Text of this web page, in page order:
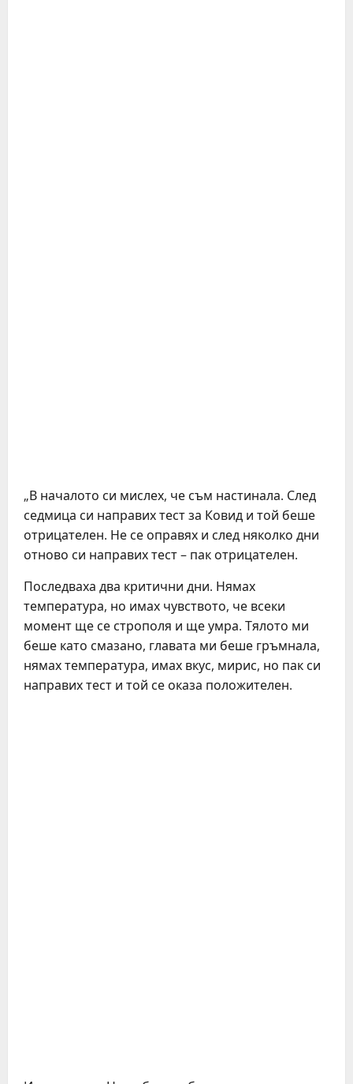
„В началото си мислех, че съм настинала. След
седмица си направих тест за Ковид и той беше
отрицателен. Не се оправях и след няколко дни
отново си направих тест – пак отрицателен.
Последваха два критични дни. Нямах
температура, но имах чувството, че всеки
момент ще се строполя и ще умра. Тялото ми
беше като смазано, главата ми беше гръмнала,
нямах температура, имах вкус, мирис, но пак си
направих тест и той се оказа положителен.